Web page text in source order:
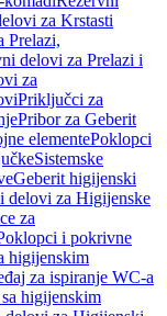
za Krstasti
Prelazi,
delovi za Prelazi i
za
Priključci za
Pribor za Geberit
elementePoklopci
Sistemske
Geberit higijenski
delovi za Higijenske
za
i pokrivne
higijenskim
za ispiranje WC-a
higijenskim